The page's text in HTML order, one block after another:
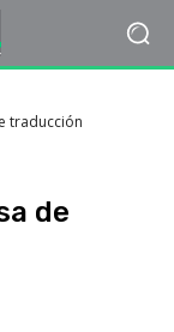
traducción
de